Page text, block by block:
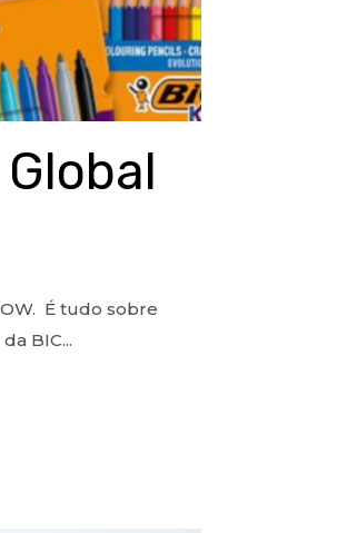
É tudo sobre
BIC...